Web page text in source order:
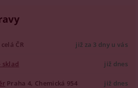
ČR již za 3 dny u vás
sklad již dnes
Praha 4, Chemická 954 již dnes